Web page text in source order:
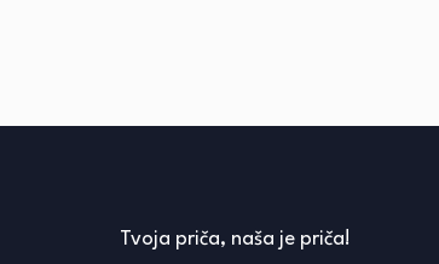
Tvoja priča, naša je priča!